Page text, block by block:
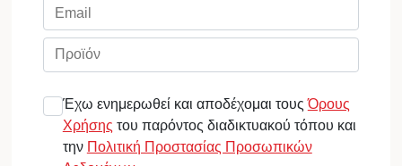
Έχω ενημερωθεί και αποδέχομαι τουςΌρους
Χρήσης του παρόντος διαδικτυακού τόπου και
την Πολιτική Προστασίας Προσωπικών